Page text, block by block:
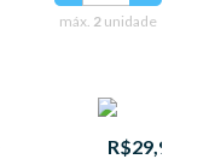
máx. 2 unidade
R$29,90